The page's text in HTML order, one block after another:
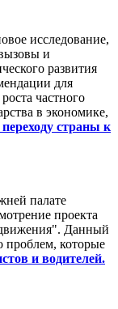
исследование,
и
развития
для
частного
в экономике,
страны к
палате
проекта
Данный
проблем, которые
и водителей.